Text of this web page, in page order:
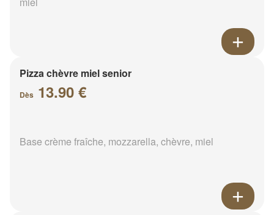
Pizza chèvre miel senior
Dès 13.90 €
Base crème fraîche, mozzarella, chèvre, miel